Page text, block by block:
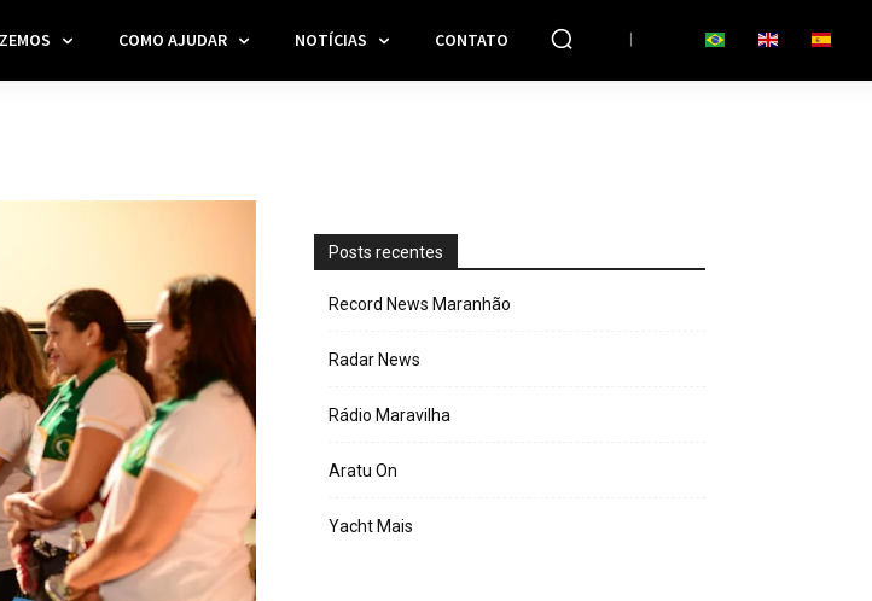
COMO AJUDAR NOTÍCIAS CONTATO
Posts recentes
Record News Maranhão
Radar News
Rádio Maravilha
Aratu On
Yacht Mais